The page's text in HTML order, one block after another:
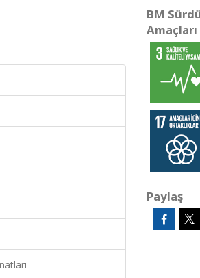
BM
Amaçları
Paylaş